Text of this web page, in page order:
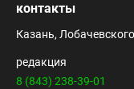
контакты
Казань,
редакция
8 (843) 238-39-01